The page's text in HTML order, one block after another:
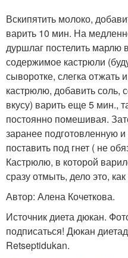
Вскипятить молоко,
варить 10 мин. На
дуршлаг постелить марлю
содержимое кастрюли
сыворотке, слегка отжать
кастрюлю, добавить соль,
вкусу) варить еще 5 мин.,
постоянно помешивая.
заранее подготовленную
поставить под гнет ( не
Кастрюлю, в которой
сразу отмыть, дело это,
Автор: Алена Кочеткова.
Источник диета дюкан.
подписаться! Дюкан
Retseptidukan.